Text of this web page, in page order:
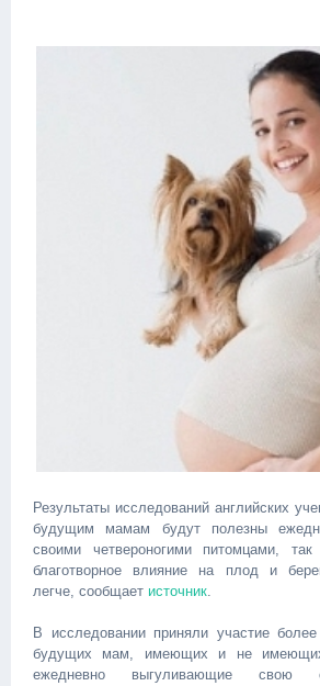
Результаты исследований английских
будущим мамам будут полезны
своими четвероногими питомцами,
благотворное влияние на плод и
легче, сообщает источник.
В исследовании приняли участие
будущих мам, имеющих и не
ежедневно выгуливающие свою